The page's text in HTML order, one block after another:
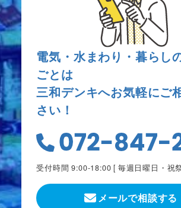
電気・水まわり・暮らし
ごとは
三和デンキへお気軽にご
さい！
受付時間 9:00-18:00 [ 毎週日曜日・祝
メールで相談する